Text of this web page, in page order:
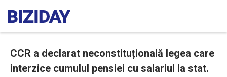
CCR a declarat neconstituțională legea care
interzice cumulul pensiei cu salariul la stat.